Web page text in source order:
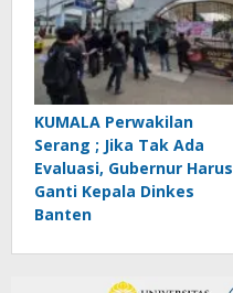
KUMALA Perwakilan
Serang ; Jika Tak Ada
Evaluasi, Gubernur Harus
Ganti Kepala Dinkes
Banten